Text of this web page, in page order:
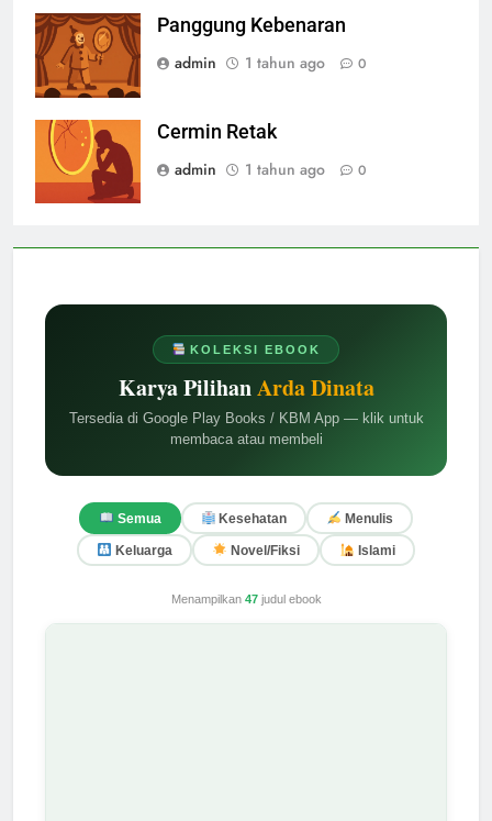
KOLEKSI EBOOK
Karya PilihanArda Dinata
Tersedia di Google Play Books / KBM App — klik untuk
membaca atau membeli
Semua Kesehatan Menulis
Keluarga Novel/Fiksi Islami
Menampilkan 47judul ebook
Panggung Kebenaran
admin
1 tahun ago 0
Cermin Retak
admin
1 tahun ago 0